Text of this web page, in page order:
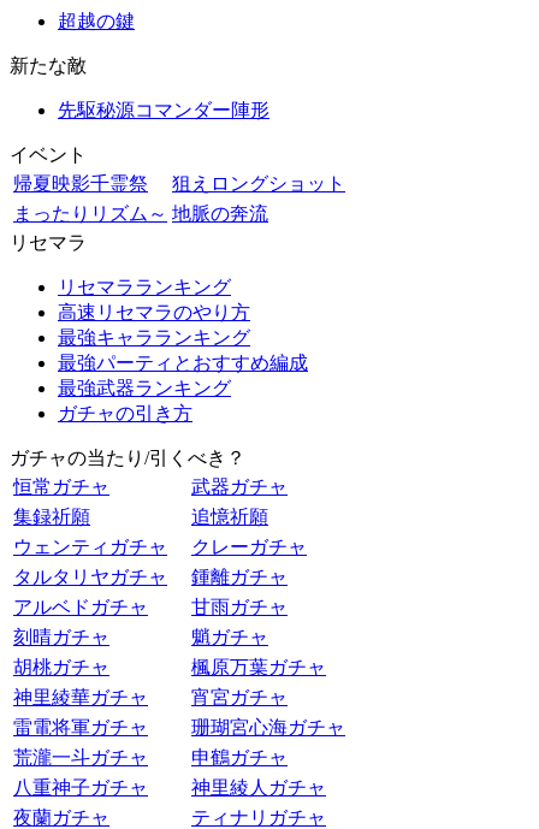
超越の鍵
新たな敵
先駆秘源コマンダー陣形
イベント
帰夏映影千霊祭
狙えロングショット
まったりリズム～ 地脈の奔流
リセマラ
リセマラランキング
高速リセマラのやり方
最強キャラランキング
最強パーティとおすすめ編成
最強武器ランキング
ガチャの引き方
ガチャの当たり/引くべき？
恒常ガチャ
武器ガチャ
集録祈願
追憶祈願
ウェンティガチャ
クレーガチャ
タルタリヤガチャ
鍾離ガチャ
アルベドガチャ
甘雨ガチャ
刻晴ガチャ
魈ガチャ
胡桃ガチャ
楓原万葉ガチャ
神里綾華ガチャ
宵宮ガチャ
雷電将軍ガチャ
珊瑚宮心海ガチャ
荒瀧一斗ガチャ
申鶴ガチャ
八重神子ガチャ
神里綾人ガチャ
夜蘭ガチャ
ティナリガチャ